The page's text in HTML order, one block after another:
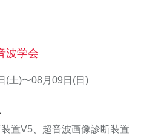
波学会
(土)〜08月09日(日)
置V5、超音波画像診断装置